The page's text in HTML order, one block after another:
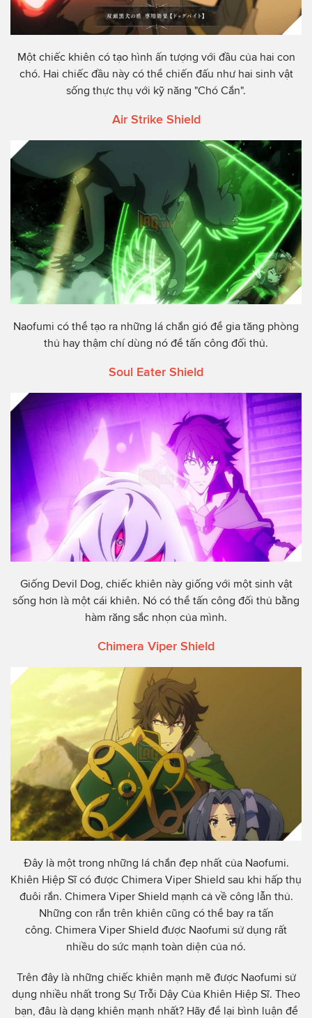
Một chiếc khiên có tạo hình ấn tượng với đầu của hai con
chó. Hai chiếc đầu này có thể chiến đấu như hai sinh vật
sống thực thụ với kỹ năng "Chó Cắn".
Air Strike Shield
Naofumi có thể tạo ra những lá chắn gió để gia tăng phòng
thủ hay thậm chí dùng nó để tấn công đối thủ.
Soul Eater Shield
Giống Devil Dog, chiếc khiên này giống với một sinh vật
sống hơn là một cái khiên. Nó có thể tấn công đối thủ bằng
hàm răng sắc nhọn của mình.
Chimera Viper Shield
Đây là một trong những lá chắn đẹp nhất của Naofumi.
Khiên Hiệp Sĩ có được Chimera Viper Shield sau khi hấp thụ
đuôi rắn. Chimera Viper Shield mạnh cả về công lẫn thủ.
Những con rắn trên khiên cũng có thể bay ra tấn
công. Chimera Viper Shield được Naofumi sử dụng rất
nhiều do sức mạnh toàn diện của nó.
Trên đây là những chiếc khiên mạnh mẽ được Naofumi sử
dụng nhiều nhất trong Sự Trỗi Dậy Của Khiên Hiệp Sĩ. Theo
bạn, đâu là dạng khiên mạnh nhất? Hãy để lại bình luận để